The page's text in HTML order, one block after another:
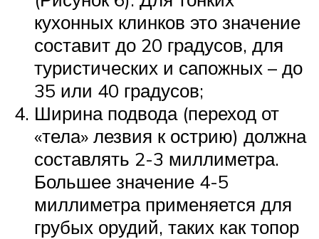
кухонных клинков это значение
составит до 20 градусов, для
туристических и сапожных – до
35 или 40 градусов;
Ширина подвода (переход от
«тела» лезвия к острию) должна
составлять 2-3 миллиметра.
Большее значение 4-5
миллиметра применяется для
грубых орудий, таких как топор